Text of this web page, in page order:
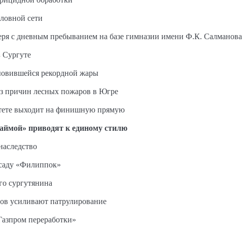
сети
с дневным пребыванием на базе гимназии имени Ф.К. Салманова
Сургуте
рекордной жары
причин лесных пожаров в Югре
выходит на финишную прямую
приводят к единому стилю
«Филиппок»
сургутянина
усиливают патрулирование
переработки»